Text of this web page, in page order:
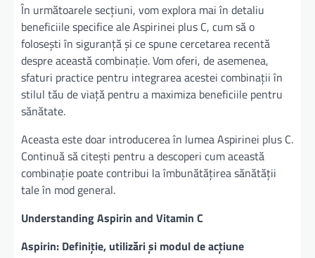
În următoarele secțiuni, vom explora mai în detaliu
beneficiile specifice ale Aspirinei plus C, cum să o
folosești în siguranță și ce spune cercetarea recentă
despre această combinație. Vom oferi, de asemenea,
sfaturi practice pentru integrarea acestei combinații în
stilul tău de viață pentru a maximiza beneficiile pentru
sănătate.
Aceasta este doar introducerea în lumea Aspirinei plus C.
Continuă să citești pentru a descoperi cum această
combinație poate contribui la îmbunătățirea sănătății
tale în mod general.
Understanding Aspirin and Vitamin C
Aspirin: Definiție, utilizări și modul de acțiune